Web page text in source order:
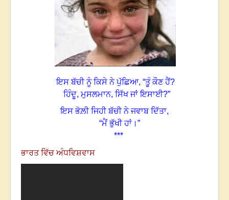
ਇਸ ਬੱਚੀ ਨੂੰ ਕਿਸੇ ਨੇ ਪੁੱਛਿਆ, “ਤੂੰ ਕੌਣ ਹੈਂ?
ਹਿੰਦੂ, ਮੁਸਲਮਾਨ, ਸਿੱਖ ਜਾਂ ਇਸਾਈ?”
ਇਸ ਭੋਲ਼ੀ ਜਿਹੀ ਬੱਚੀ ਨੇ ਜਵਾਬ ਦਿੱਤਾ,
“ਮੈਂ ਭੁੱਖੀ ਹਾਂ।”
***
ਭਾਰਤ ਵਿੱਚ ਅੰਧਵਿਸ਼ਵਾਸ